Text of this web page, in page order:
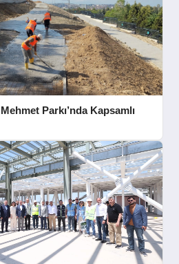
Parkı’nda Kapsamlı